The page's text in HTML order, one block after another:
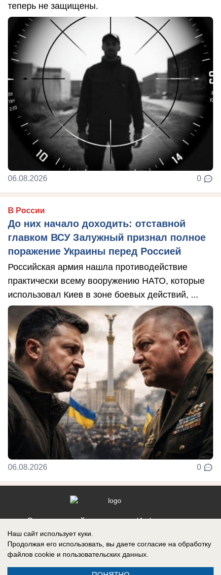
теперь не защищены.
06.08.2026 0
В России
До них начало доходить: отставной
главком ВСУ Залужный признал полное
поражение Украины перед Россией
Российская армия нашла противодействие
практически всему вооружению НАТО, которые
использовал Киев в зоне боевых действий, ...
06.08.2026 0
Реклама на сайте
Контакты
Информация
Наш сайт использует куки.
Продолжая его использовать, вы даете согласие на обработку
файлов cookie и пользовательских данных.